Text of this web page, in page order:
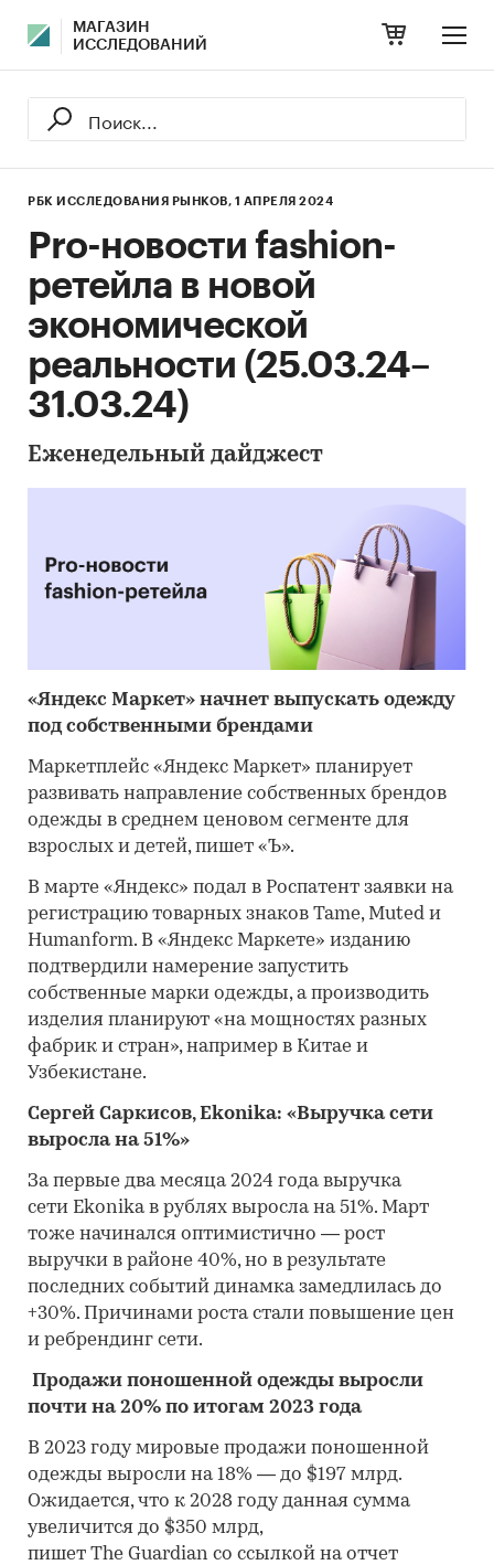
МАГАЗИН
ИССЛЕДОВАНИЙ
РБК ИССЛЕДОВАНИЯ РЫНКОВ, 1 АПРЕЛЯ 2024
Pro-новости fashion-
ретейла в новой
экономической
реальности (25.03.24–
31.03.24)
Еженедельный дайджест
«Яндекс Маркет» начнет выпускать одежду
под собственными брендами
Маркетплейс «Яндекс Маркет» планирует
развивать направление собственных брендов
одежды в среднем ценовом сегменте для
взрослых и детей, пишет «Ъ».
В марте «Яндекс» подал в Роспатент заявки на
регистрацию товарных знаков Tame, Muted и
Humanform. В «Яндекс Маркете» изданию
подтвердили намерение запустить
собственные марки одежды, а производить
изделия планируют «на мощностях разных
фабрик и стран», например в Китае и
Узбекистане.
Сергей Саркисов,Ekonika: «Выручка сети
выросла на 51%»
За первые два месяца 2024 года выручка
сети Ekonika в рублях выросла на 51%. Март
тоже начинался оптимистично — рост
выручки в районе 40%, но в результате
последних событий динамка замедлилась до
+30%. Причинами роста стали повышение цен
и ребрендинг сети.
Продажи поношенной одежды выросли
почти на 20% по итогам 2023 года
В 2023 году мировые продажи поношенной
одежды выросли на 18% — до $197 млрд.
Ожидается, что к 2028 году данная сумма
увеличится до $350 млрд,
пишет The Guardian со ссылкой на отчет